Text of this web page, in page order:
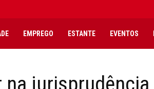
EMPREGO ESTANTE EVENTOS
jurisprudência